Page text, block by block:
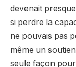
devenait
si perdre la
ne pouvais pas
même un
seule façon